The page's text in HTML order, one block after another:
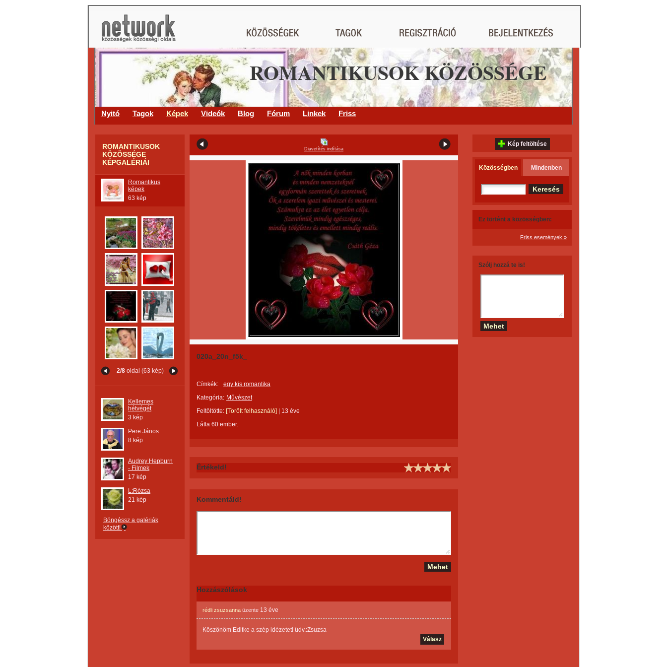
ROMANTIKUSOK KÖZÖSSÉGE
Nyitó Tagok Képek Videók Blog Fórum Linkek Friss
ROMANTIKUSOK
KÖZÖSSÉGE
KÉPGALÉRIÁI
Romantikus
képek
63 kép
2/8oldal (63 kép)
Kellemes
hétvégét
3 kép
Pere János
8 kép
Audrey Hepburn
- Filmek
17 kép
L:Rózsa
21 kép
Böngéssz a galériák
között!
Diavetítés indítása
020a_20n_f5k_
Címkék:
egy kis romantika
Kategória: Művészet
Feltöltötte: [Törölt felhasználó]
13 éve
Látta 60 ember.
Értékeld!
Kommentáld!
Hozzászólások
rédli zsuzsanna üzente 13 éve
Köszönöm Editke a szép idézetet! üdv.:Zsuzsa
Válasz
Kép feltöltése
Közösségben Mindenben
Ez történt a közösségben:
Friss események »
Szólj hozzá te is!